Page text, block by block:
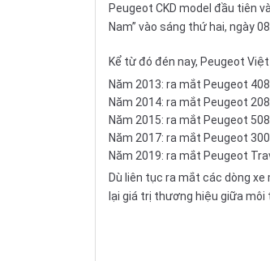
Peugeot CKD model đầu tiên
Nam” vào sáng thứ hai, ngày
Kể từ đó đén nay, Peugeot
Năm 2013: ra mắt Peugeot 408
Năm 2014: ra mắt Peugeot
Năm 2015: ra mắt Peugeot
Năm 2017: ra mắt Peugeot
Năm 2019: ra mắt Peugeot
Dù liên tục ra mắt các dòng
lại giá trị thương hiệu giữa môi